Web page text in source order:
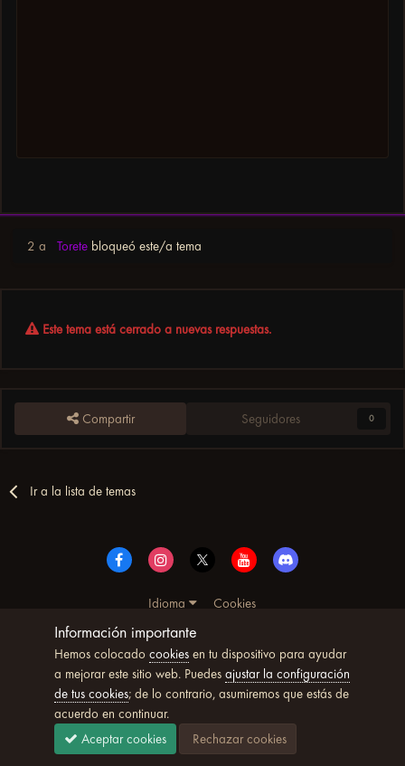
2 a Torete bloqueó este/a tema
Este tema está cerrado a nuevas respuestas.
Compartir Seguidores 0
Ir a la lista de temas
Idioma
Cookies
© Copyright UltimoWoW™ 2025. Todos los derechos
reservados
Powered by Invision Community
Información importante
Hemos colocado cookiesen tu dispositivo para ayudar
a mejorar este sitio web. Puedes ajustar la configuración
de tus cookies; de lo contrario, asumiremos que estás de
acuerdo en continuar.
Aceptar cookies
Rechazar cookies